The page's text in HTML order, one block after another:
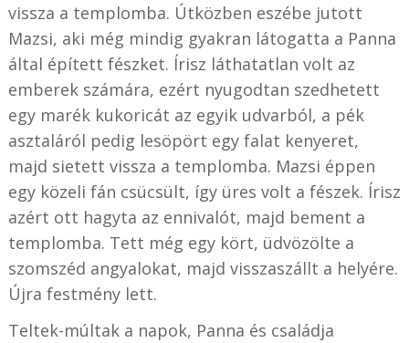
vissza a templomba. Útközben eszébe jutott
Mazsi, aki még mindig gyakran látogatta a Panna
által épített fészket. Írisz láthatatlan volt az
emberek számára, ezért nyugodtan szedhetett
egy marék kukoricát az egyik udvarból, a pék
asztaláról pedig lesöpört egy falat kenyeret,
majd sietett vissza a templomba. Mazsi éppen
egy közeli fán csücsült, így üres volt a fészek. Írisz
azért ott hagyta az ennivalót, majd bement a
templomba. Tett még egy kört, üdvözölte a
szomszéd angyalokat, majd visszaszállt a helyére.
Újra festmény lett.
Teltek-múltak a napok, Panna és családja